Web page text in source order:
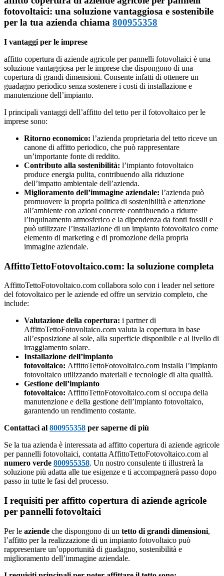
fotovoltaici: una soluzione vantaggiosa e sostenibile
per la tua azienda chiama 800955358
I vantaggi per le imprese
affitto copertura di aziende agricole per pannelli fotovoltaici è una
soluzione vantaggiosa per le imprese che dispongono di una
copertura di grandi dimensioni. Consente infatti di ottenere un
guadagno periodico senza sostenere i costi di installazione e
manutenzione dell’impianto.
I principali vantaggi dell’affitto del tetto per il fotovoltaico per le
imprese sono:
Ritorno economico: l’azienda proprietaria del tetto riceve un
canone di affitto periodico, che può rappresentare
un’importante fonte di reddito.
Contributo alla sostenibilità: l’impianto fotovoltaico
produce energia pulita, contribuendo alla riduzione
dell’impatto ambientale dell’azienda.
Miglioramento dell’immagine aziendale: l’azienda può
promuovere la propria politica di sostenibilità e attenzione
all’ambiente con azioni concrete contribuendo a ridurre
l’inquinamento atmosferico e la dipendenza da fonti fossili e
può utilizzare l’installazione di un impianto fotovoltaico come
elemento di marketing e di promozione della propria
immagine aziendale.
AffittoTettoFotovoltaico.com: la soluzione completa
AffittoTettoFotovoltaico.com collabora solo con i leader nel settore
del fotovoltaico per le aziende ed offre un servizio completo, che
include:
Valutazione della copertura: i partner di
AffittoTettoFotovoltaico.com valuta la copertura in base
all’esposizione al sole, alla superficie disponibile e al livello di
irraggiamento solare.
Installazione dell’impianto
fotovoltaico: AffittoTettoFotovoltaico.com installa l’impianto
fotovoltaico utilizzando materiali e tecnologie di alta qualità.
Gestione dell’impianto
fotovoltaico: AffittoTettoFotovoltaico.com si occupa della
manutenzione e della gestione dell’impianto fotovoltaico,
garantendo un rendimento costante.
Contattaci al 800955358 per saperne di più
Se la tua azienda è interessata ad affitto copertura di aziende agricole
per pannelli fotovoltaici, contatta AffittoTettoFotovoltaico.com al
numero verde 800955358. Un nostro consulente ti illustrerà la
soluzione più adatta alle tue esigenze e ti accompagnerà passo dopo
passo in tutte le fasi del processo.
I requisiti per affitto copertura di aziende agricole
per pannelli fotovoltaici
Per le aziende che dispongono di un tetto di grandi dimensioni,
l’affitto per la realizzazione di un impianto fotovoltaico può
rappresentare un’opportunità di guadagno, sostenibilità e
miglioramento dell’immagine aziendale.